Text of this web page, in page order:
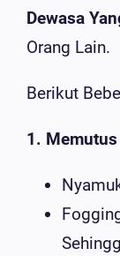
Dewasa
Orang Lain.
Berikut
1.